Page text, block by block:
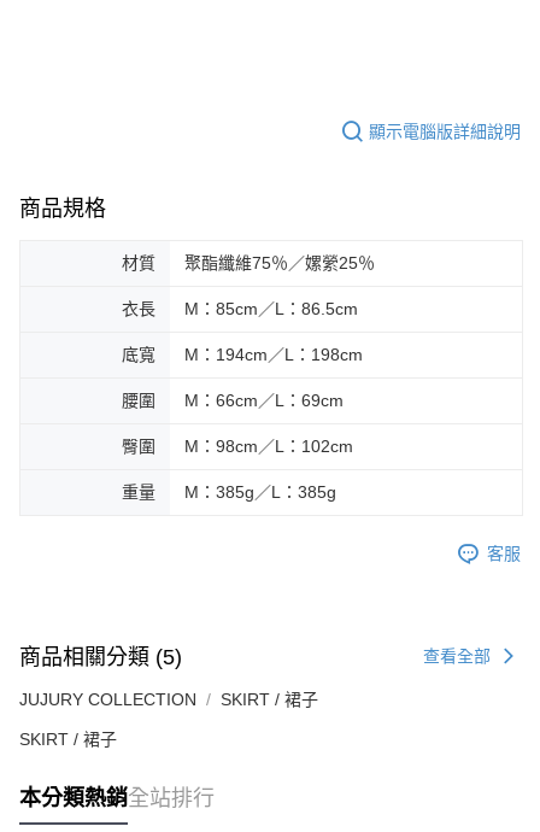
顯示電腦版詳細說明
商品規格
材質 聚酯纖維75％／嫘縈25％
衣長 M：85cm／L：86.5cm
底寬 M：194cm／L：198cm
腰圍 M：66cm／L：69cm
臀圍 M：98cm／L：102cm
重量 M：385g／L：385g
客服
商品相關分類 (5) 查看全部
JUJURY COLLECTION SKIRT / 裙子
SKIRT / 裙子
本分類熱銷全站排行